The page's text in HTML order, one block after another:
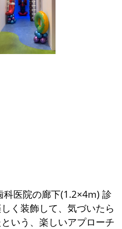
医院の廊下(1.2×4m) 診
く装飾して、気づいたら
いう、楽しいアプローチ